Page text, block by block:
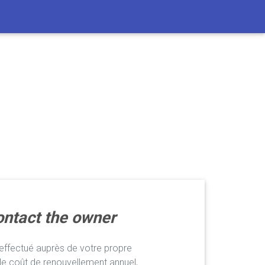
the owner
auprès de votre propre
coût de renouvellement annuel,